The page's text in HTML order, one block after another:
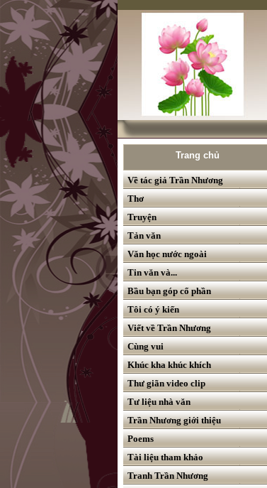
Trang chủ
Về tác giả Trần Nhương
Thơ
Truyện
Tản văn
Văn học nước ngoài
Tin văn và...
Bầu bạn góp cổ phần
Tôi có ý kiến
Viết về Trần Nhương
Cùng vui
Khúc kha khúc khích
Thư giãn video clip
Tư liệu nhà văn
Trần Nhương giới thiệu
Poems
Tài liệu tham khảo
Tranh Trần Nhương